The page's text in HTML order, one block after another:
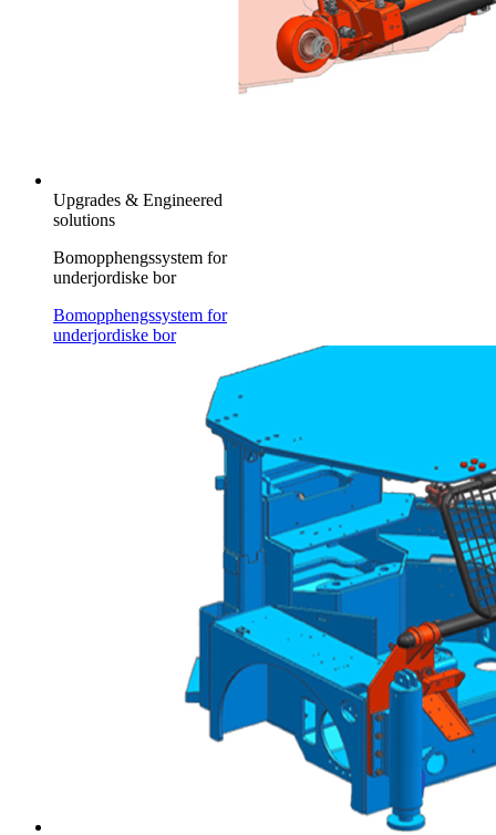
Upgrades & Engineered
solutions
Bomopphengssystem for
underjordiske bor
Bomopphengssystem for
underjordiske bor